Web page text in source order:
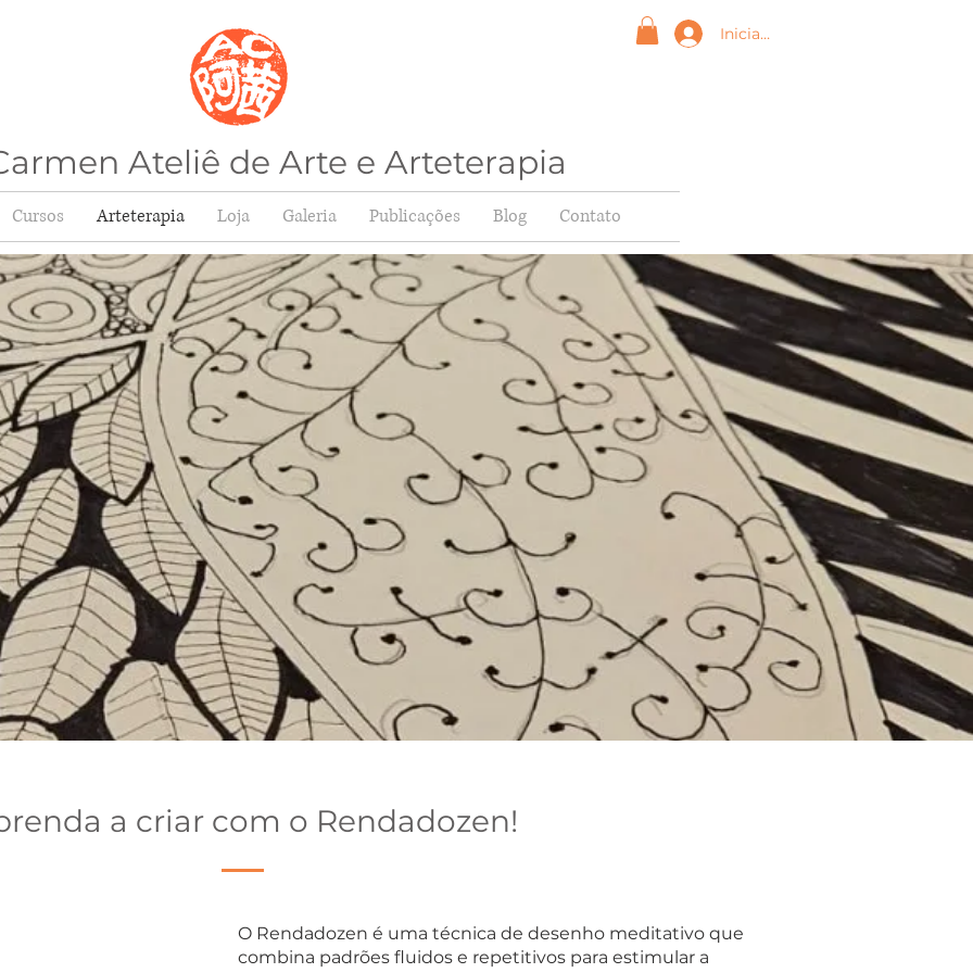
Iniciar sesión
Ateliê de Arte e Arteterapia
Cursos Arteterapia Loja Galeria Publicações Blog Contato
a criar com o Rendadozen!
O Rendadozen é uma técnica de desenho meditativo que
combina padrões fluidos e repetitivos para estimular a